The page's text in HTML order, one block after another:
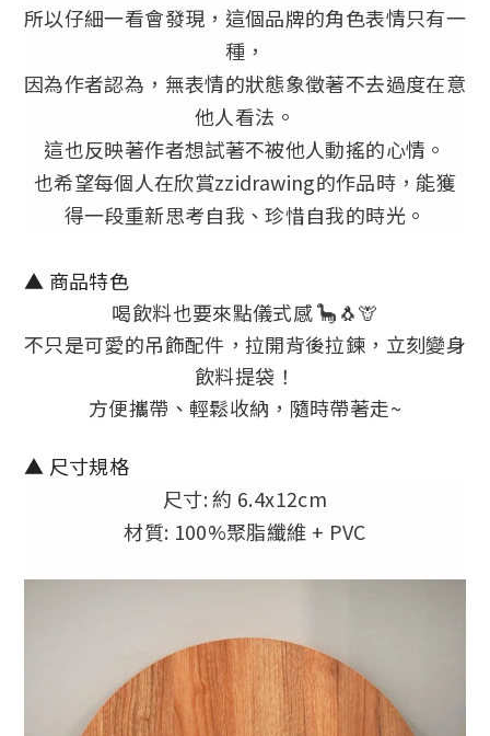
所以仔細一看會發現，這個品牌的角色表情只有一
種，
因為作者認為，無表情的狀態象徵著不去過度在意
他人看法。
這也反映著作者想試著不被他人動搖的心情。
也希望每個人在欣賞zzidrawing的作品時，能獲
得一段重新思考自我、珍惜自我的時光。
▲ 商品特色
喝飲料也要來點儀式感 🦕🐧🦒
不只是可愛的吊飾配件，拉開背後拉鍊，立刻變身
飲料提袋！
方便攜帶、輕鬆收納，隨時帶著走~
▲ 尺寸規格
尺寸: 約 6.4x12cm
材質: 100%聚脂纖維 + PVC